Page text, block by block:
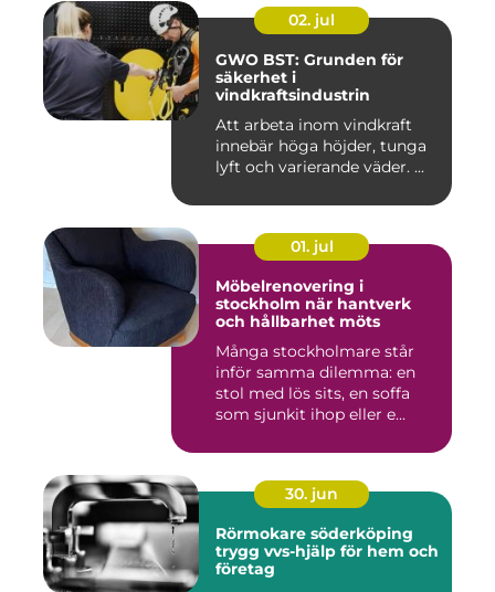
02. jul
GWO BST: Grunden för
säkerhet i
vindkraftsindustrin
Att arbeta inom vindkraft
innebär höga höjder, tunga
lyft och varierande väder. ...
01. jul
Möbelrenovering i
stockholm när hantverk
och hållbarhet möts
Många stockholmare står
inför samma dilemma: en
stol med lös sits, en soffa
som sjunkit ihop eller e...
30. jun
Rörmokare söderköping
trygg vvs-hjälp för hem och
företag